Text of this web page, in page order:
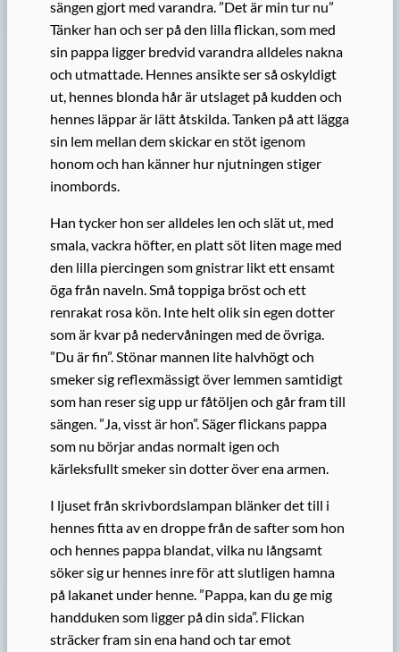
sängen gjort med varandra. ”Det är min tur nu”
Tänker han och ser på den lilla flickan, som med
sin pappa ligger bredvid varandra alldeles nakna
och utmattade. Hennes ansikte ser så oskyldigt
ut, hennes blonda hår är utslaget på kudden och
hennes läppar är lätt åtskilda. Tanken på att lägga
sin lem mellan dem skickar en stöt igenom
honom och han känner hur njutningen stiger
inombords.
Han tycker hon ser alldeles len och slät ut, med
smala, vackra höfter, en platt söt liten mage med
den lilla piercingen som gnistrar likt ett ensamt
öga från naveln. Små toppiga bröst och ett
renrakat rosa kön. Inte helt olik sin egen dotter
som är kvar på nedervåningen med de övriga.
”Du är fin”. Stönar mannen lite halvhögt och
smeker sig reflexmässigt över lemmen samtidigt
som han reser sig upp ur fåtöljen och går fram till
sängen. ”Ja, visst är hon”. Säger flickans pappa
som nu börjar andas normalt igen och
kärleksfullt smeker sin dotter över ena armen.
I ljuset från skrivbordslampan blänker det till i
hennes fitta av en droppe från de safter som hon
och hennes pappa blandat, vilka nu långsamt
söker sig ur hennes inre för att slutligen hamna
på lakanet under henne. ”Pappa, kan du ge mig
handduken som ligger på din sida”. Flickan
sträcker fram sin ena hand och tar emot